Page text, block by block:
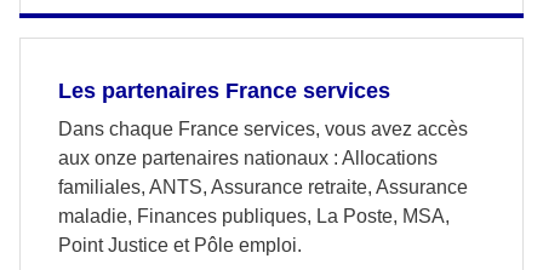
Les partenaires France services
Dans chaque France services, vous avez accès
aux onze partenaires nationaux : Allocations
familiales, ANTS, Assurance retraite, Assurance
maladie, Finances publiques, La Poste, MSA,
Point Justice et Pôle emploi.